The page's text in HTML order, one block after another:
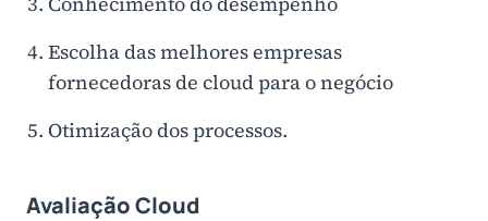
Escolha das melhores empresas
fornecedoras de cloud para o negócio
Otimização dos processos.
Avaliação Cloud